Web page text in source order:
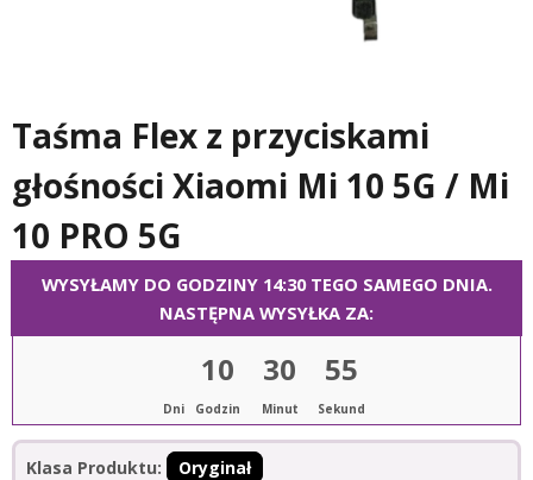
Taśma Flex z przyciskami
głośności Xiaomi Mi 10 5G / Mi
10 PRO 5G
WYSYŁAMY DO GODZINY 14:30 TEGO SAMEGO DNIA.
NASTĘPNA WYSYŁKA ZA:
Dni
10
Godzin
30
Minut
54
Sekund
Klasa Produktu:
Oryginał